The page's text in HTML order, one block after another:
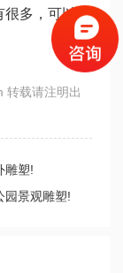
很多，可以根
转载请注明出
雕塑!
园景观雕塑!